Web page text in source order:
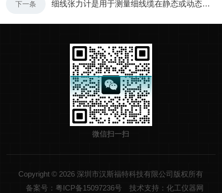
下一条 细线张力计是用于测量细线缆在静态或动态状态下张力的仪器
微信扫一扫
Copyright © 2026 深圳市汉斯福特科技有限公司版权所有
备案号：粤ICP备15097236号
技术支持：化工仪器网